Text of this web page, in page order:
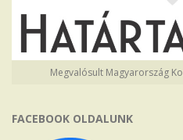
Megvalósult Magyarország
FACEBOOK OLDALUNK